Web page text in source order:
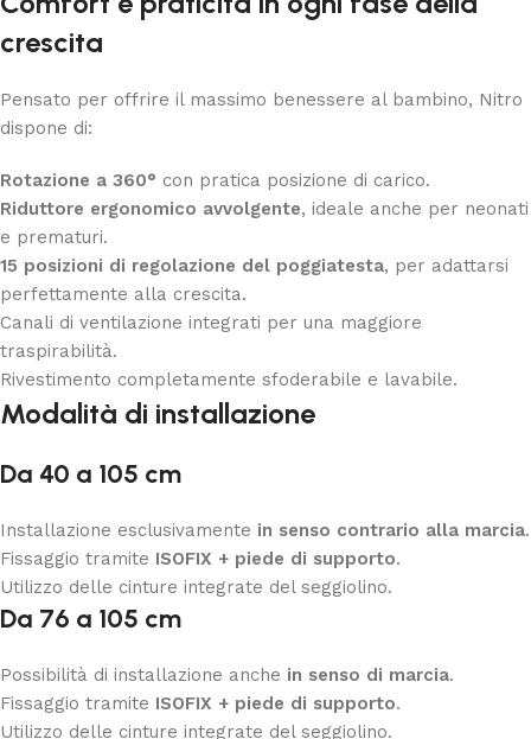
crescita
Pensato per offrire il massimo benessere al bambino, Nitro
dispone di:
Rotazione a 360° con pratica posizione di carico.
Riduttore ergonomico avvolgente, ideale anche per neonati
e prematuri.
15 posizioni di regolazione del poggiatesta, per adattarsi
perfettamente alla crescita.
Canali di ventilazione integrati per una maggiore
traspirabilità.
Rivestimento completamente sfoderabile e lavabile.
Modalità di installazione
Da 40 a 105 cm
Installazione esclusivamente in senso contrario alla marcia.
Fissaggio tramite ISOFIX + piede di supporto.
Utilizzo delle cinture integrate del seggiolino.
Da 76 a 105 cm
Possibilità di installazione anche in senso di marcia.
Fissaggio tramite ISOFIX + piede di supporto.
Utilizzo delle cinture integrate del seggiolino.